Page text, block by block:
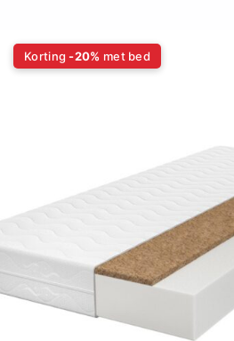
Korting -20% met bed